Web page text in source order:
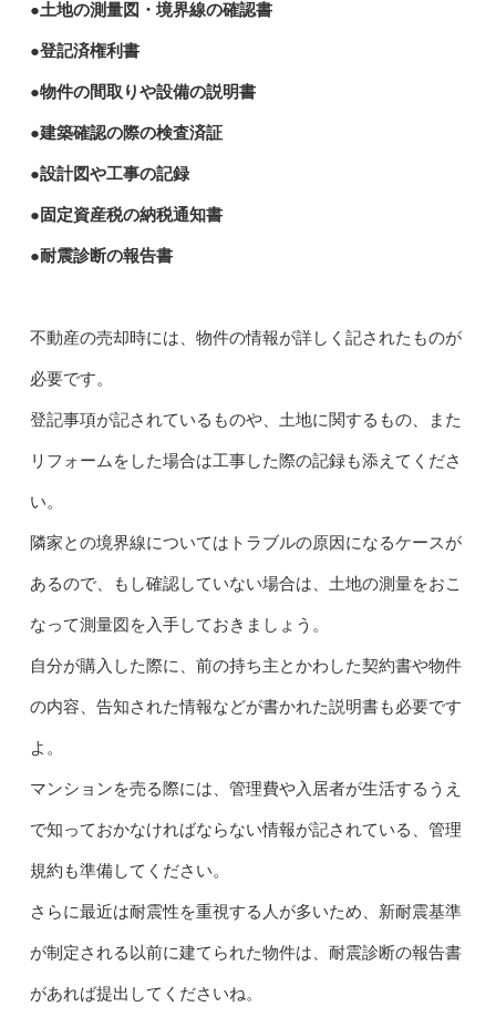
●土地の測量図・境界線の確認書
●登記済権利書
●物件の間取りや設備の説明書
●建築確認の際の検査済証
●設計図や工事の記録
●固定資産税の納税通知書
●耐震診断の報告書
不動産の売却時には、物件の情報が詳しく記されたものが
必要です。
登記事項が記されているものや、土地に関するもの、また
リフォームをした場合は工事した際の記録も添えてくださ
い。
隣家との境界線についてはトラブルの原因になるケースが
あるので、もし確認していない場合は、土地の測量をおこ
なって測量図を入手しておきましょう。
自分が購入した際に、前の持ち主とかわした契約書や物件
の内容、告知された情報などが書かれた説明書も必要です
よ。
マンションを売る際には、管理費や入居者が生活するうえ
で知っておかなければならない情報が記されている、管理
規約も準備してください。
さらに最近は耐震性を重視する人が多いため、新耐震基準
が制定される以前に建てられた物件は、耐震診断の報告書
があれば提出してくださいね。